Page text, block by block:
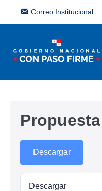
Correo Institucional
Descargar
Descargar